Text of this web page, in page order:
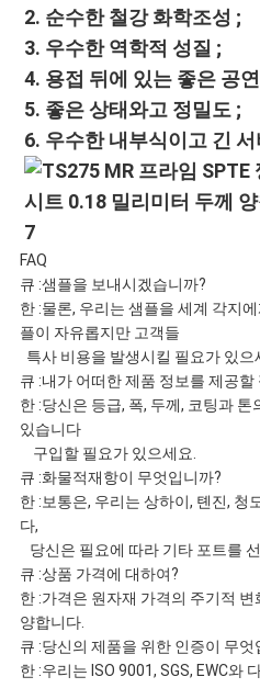
2. 순수한 철강 화학조성 ;
3. 우수한 역학적 성질 ;
4. 용접 뒤에 있는 좋은 공
5. 좋은 상태와고 정밀도 ;
6. 우수한 내부식이고 긴
FAQ
큐 :샘플을 보내시겠습니까?
한 :물론, 우리는 샘플을 세계 각지
플이 자유롭지만 고객들
특사 비용을 발생시킬 필요가 있으
큐 :내가 어떠한 제품 정보를 제공할
한 :당신은 등급, 폭, 두께, 코팅과
있습니다
구입할 필요가 있으세요.
큐 :화물적재항이 무엇입니까?
한 :보통은, 우리는 상하이, 톈진, 청
다,
당신은 필요에 따라 기타 포트를
큐 :상품 가격에 대하여?
한 :가격은 원자재 가격의 주기적
양합니다.
큐 :당신의 제품을 위한 인증이 무엇
한 :우리는 ISO 9001, SGS, EWC와